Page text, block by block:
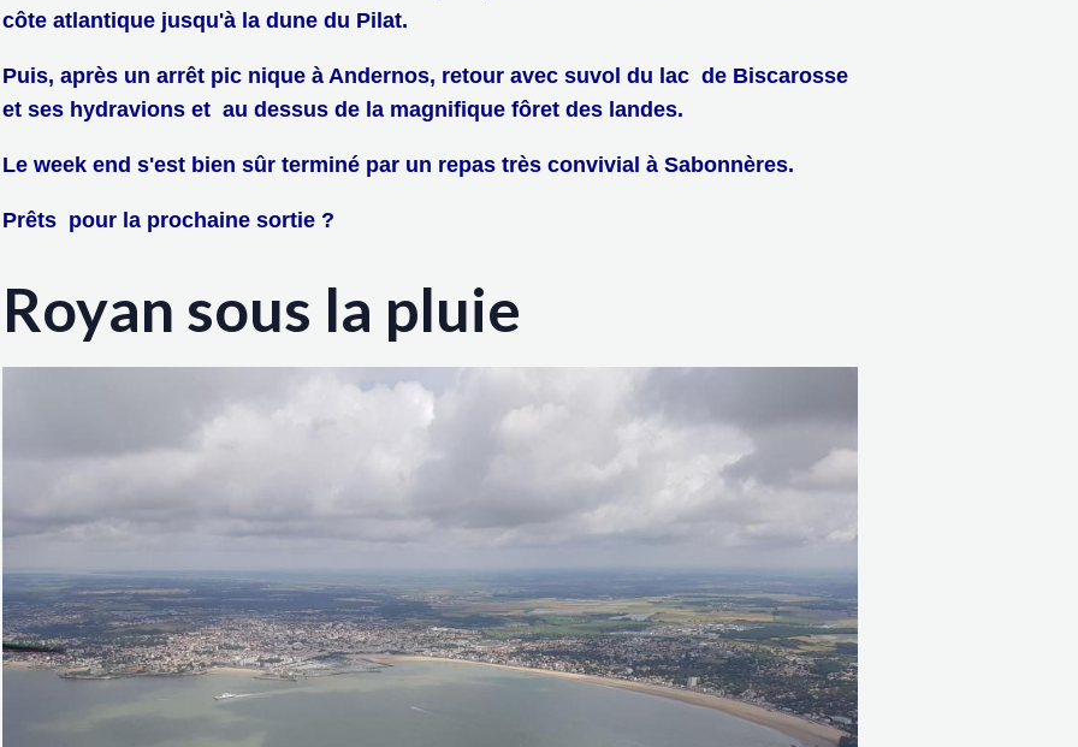
côte atlantique jusqu'à la dune du Pilat.
Puis, après un arrêt pic nique à Andernos, retour avec suvol du lac de Biscarosse
et ses hydravions et au dessus de la magnifique fôret des landes.
Le week end s'est bien sûr terminé par un repas très convivial à Sabonnères.
Prêts pour la prochaine sortie ?
Royan sous la pluie